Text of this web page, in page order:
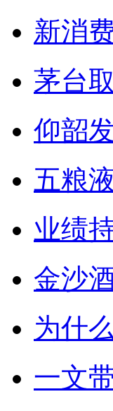
新消
茅台
仰韶
五粮
业绩
金沙
为什
一文